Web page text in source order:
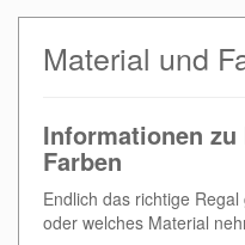
Material und
Informationen
Farben
Endlich das richtige
oder welches Material